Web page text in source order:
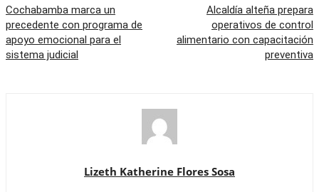
Cochabamba marca un
precedente con programa de
apoyo emocional para el
sistema judicial
Alcaldía alteña prepara
operativos de control
alimentario con capacitación
preventiva
Lizeth Katherine Flores Sosa